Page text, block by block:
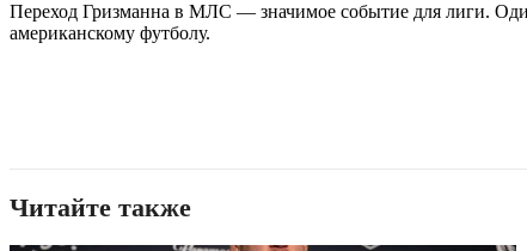
Переход Гризманна в МЛС — значимое событие для лиги.
американскому футболу.
Читайте также